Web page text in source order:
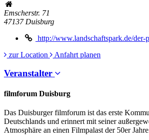
Emscherstr. 71
47137 Duisburg
http://www.landschaftspark.de/der-
zur Location
Anfahrt planen
Veranstalter
filmforum Duisburg
Das Duisburger filmforum ist das erste
Deutschlands und erinnert mit seiner
Atmosphäre an einen Filmpalast der 50er